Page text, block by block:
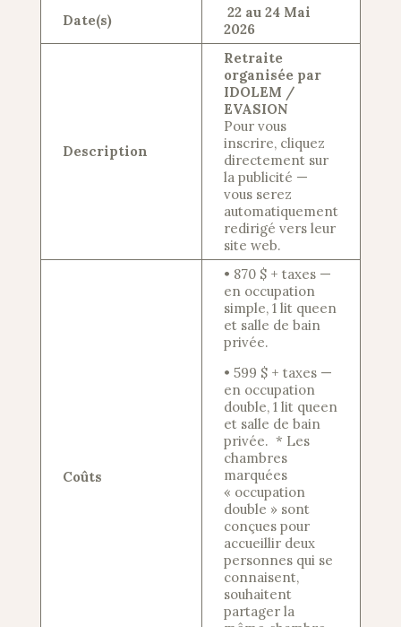
Date(s)
22 au 24 Mai
2026
Description
Retraite
organisée par
IDOLEM /
EVASION
Pour vous
inscrire, cliquez
directement sur
la publicité —
vous serez
automatiquement
redirigé vers leur
site web.
Coûts
• 870 $ + taxes —
en occupation
simple, 1 lit queen
et salle de bain
privée.
• 599 $ + taxes —
en occupation
double, 1 lit queen
et salle de bain
privée. * Les
chambres
marquées
« occupation
double » sont
conçues pour
accueillir deux
personnes qui se
connaisent,
souhaitent
partager la